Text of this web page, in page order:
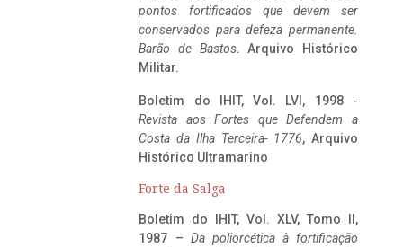
pontos fortificados que devem ser
conservados para defeza permanente.
Barão de Bastos. Arquivo Histórico
Militar.
Boletim do IHIT, Vol. LVI, 1998 -
Revista aos Fortes que Defendem a
Costa da Ilha Terceira- 1776, Arquivo
Histórico Ultramarino
Forte da Salga
Boletim do IHIT, Vol. XLV, Tomo II,
1987 – Da poliorcética à fortificação